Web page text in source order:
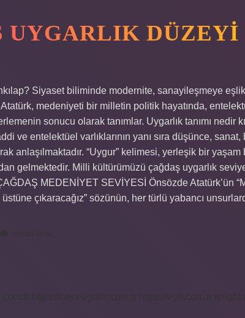
UYGARLIK
Siyaset biliminde modernite, sanayileşmeye
medeniyeti bir milletin politik hayatında,
sonucu olarak tanımlar. Uygarlık tanımı nedir
ve entelektüel varlıklarının yanı sıra düşünce,
anlaşılmaktadır. “Uygur” kelimesi, yerleşik bir
gelmektedir. Milli kültürümüzü çağdaş uygarlık
MEDENİYET SEVİYESİ Önsözde Atatürk’ün
çıkaracağız” sözünün, her türlü yabancı